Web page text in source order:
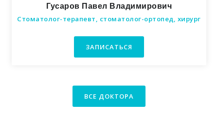
Гусаров Павел Владимирович
Стоматолог-терапевт, стоматолог-ортопед, хирург
ЗАПИСАТЬСЯ
ВСЕ ДОКТОРА